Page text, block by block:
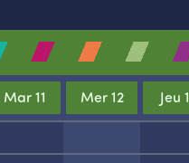
Mar 11 Mer 12 Jeu